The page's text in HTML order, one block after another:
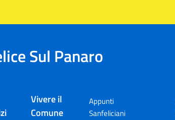
Sul Panaro
Vivere il
Comune
Appunti
Sanfeliciani